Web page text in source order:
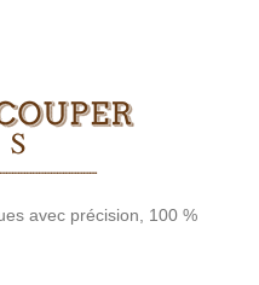
avec précision, 100 %